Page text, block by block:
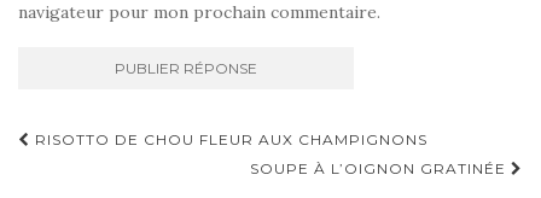
navigateur pour mon prochain commentaire.
Navigation
RISOTTO DE CHOU FLEUR AUX CHAMPIGNONS
SOUPE À L’OIGNON GRATINÉE